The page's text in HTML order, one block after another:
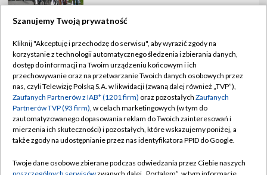
TVP
Abonament TVP
Sklep TVP
Biuro Reklamy
Oferta Handlowa
Emisja w TVP
Regulamin TVP
Polityka prywatności
Moje zgody
Biuro reklamy
Szanujemy Twoją prywatność
Kliknij "Akceptuję i przechodzę do serwisu", aby wyrazić zgody na
korzystanie z technologii automatycznego śledzenia i zbierania danych,
dostęp do informacji na Twoim urządzeniu końcowym i ich
przechowywanie oraz na przetwarzanie Twoich danych osobowych przez
nas, czyli Telewizję Polską S.A. w likwidacji (zwaną dalej również „TVP”),
Zaufanych Partnerów z IAB* (1201 firm) oraz pozostałych Zaufanych
Partnerów TVP (93 firm), w celach marketingowych (w tym do
zautomatyzowanego dopasowania reklam do Twoich zainteresowań i
mierzenia ich skuteczności) i pozostałych, które wskazujemy poniżej, a
także zgody na udostępnianie przez nas identyfikatora PPID do Google.
Twoje dane osobowe zbierane podczas odwiedzania przez Ciebie naszych